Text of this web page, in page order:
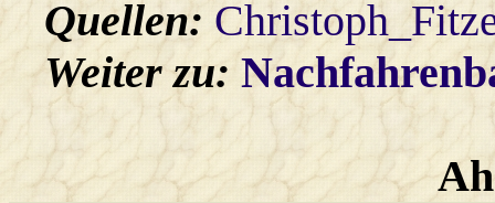
Quellen:
Weiter zu: